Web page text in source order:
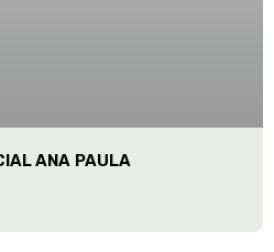
ANA PAULA